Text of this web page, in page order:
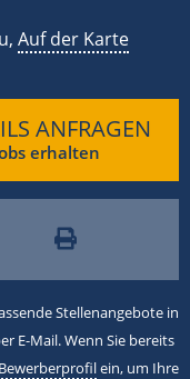
Auf der Karte
ANFRAGEN
erhalten
Stellenangebote in
E-Mail. Wenn Sie bereits
Bewerberprofilein, um Ihre